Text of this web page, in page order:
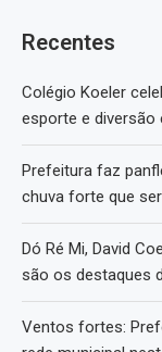
Recentes
Colégio Koeler
esporte e diversão
Prefeitura faz
chuva forte que
Dó Ré Mi, David
são os destaques
Ventos fortes: